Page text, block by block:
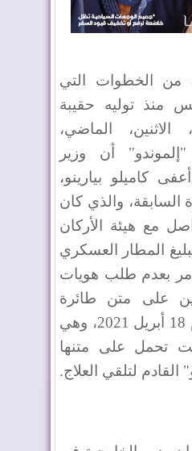
الخطوات التي
منذ توليه حقيبة
الاثنين، الماضي،
أن وزير
كاميلو بيارينو،
السابقة، والذي كان
مع هيئة الأركان
المطار العسكري
بعدم طلب هويات
على متن طائرة
جزائرية مساء يوم 18 أبريل 2021، وهي
تحمل على متنها
القادم لتلقي العلاج.